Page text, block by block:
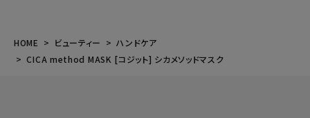
HOME ビューティー
ハンドケア
CICA method MASK [コジット] シカメソッドマスク